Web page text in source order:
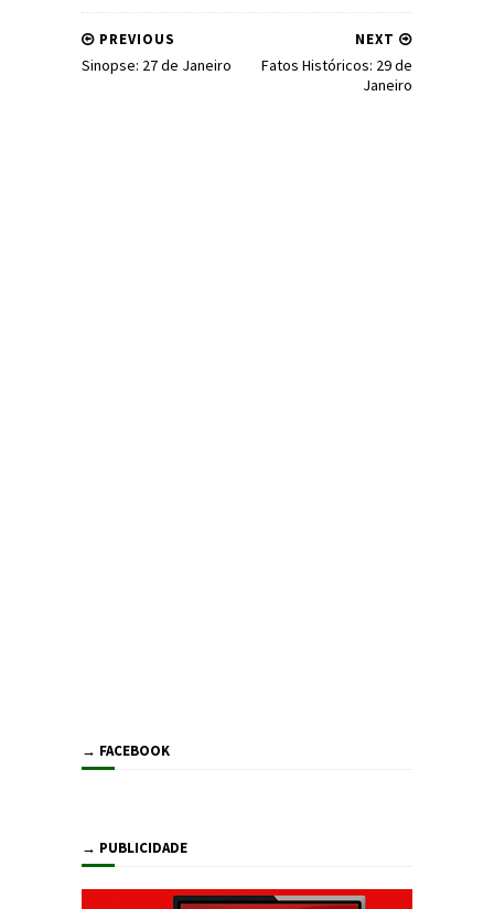
NEXT
Fatos Históricos: 29 de
Janeiro
PREVIOUS
Sinopse: 27 de Janeiro
→ FACEBOOK
→ PUBLICIDADE